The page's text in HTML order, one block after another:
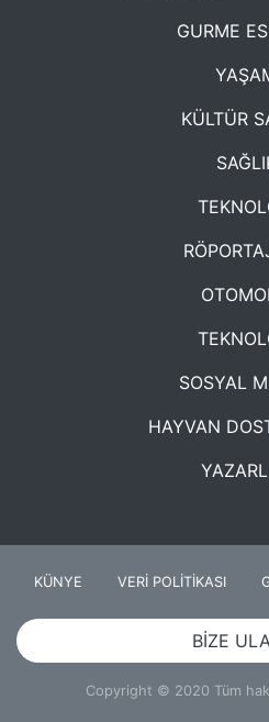
GURME
KÜLTÜR
SOSYAL
HAYVAN
KÜNYE VERİ POLİTİKASI
BİZE
Copyright © 2020 Tüm